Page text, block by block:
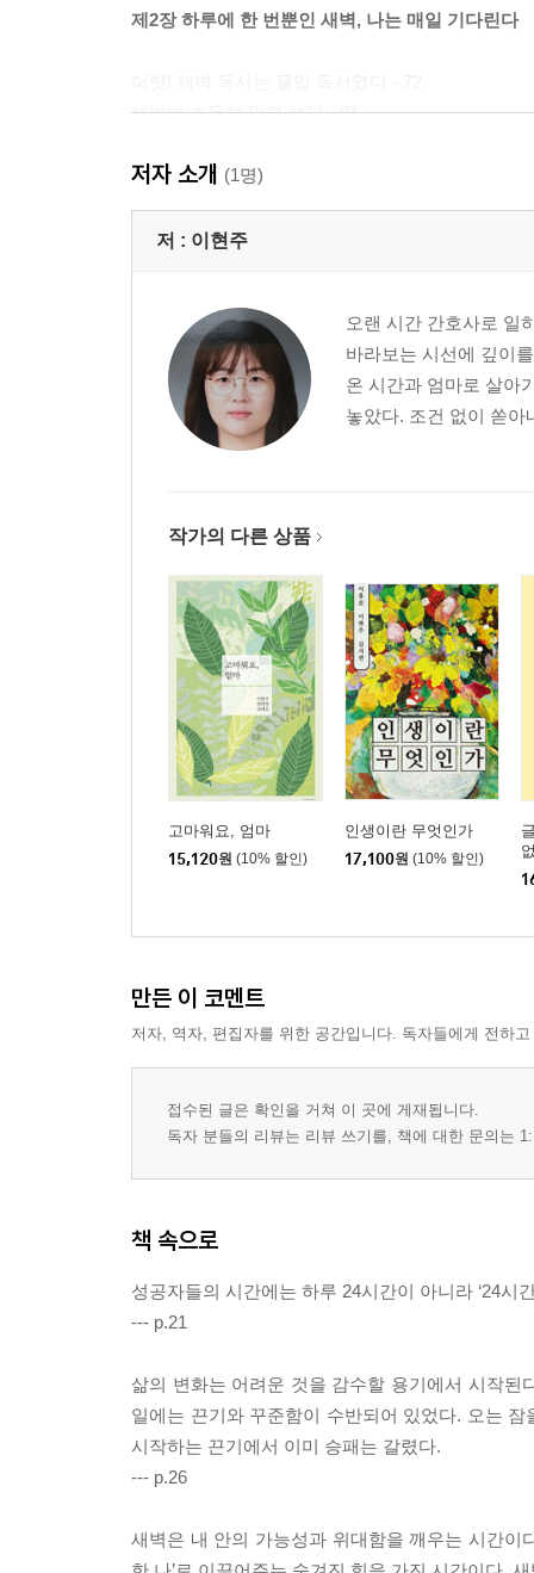
제2장 하루에 한 번뿐인 새벽, 나는 매일 기다린다
새벽에 조용히 읽고 쓴다 - 81
새벽 기상 후 나의 미래가 기대된다 - 98
새벽에 일어나려고 하루 시간을 리드한다 - 107
새벽, 온전히 나 자신을 챙기는 시간!! - 115
제3장 평범함을 비범함으로 바꾸는 새벽
내 깊은 내면이 표출되는 때가 바로 새벽이다 - 133
새벽에 아이디어가 분출한다 - 141
세상에 감사하지 않은 일이 없음을 깨닫는다 - 150
원하는 삶을 찾아 새벽 시간에 전진한다 - 175
새벽 기상 후 남들과 달라지는 것을 경험한다 - 183
제4장 새벽을 내 삶으로 가져오는 비법
새벽의 가치를 온몸으로 느껴라 - 192
피곤한 저녁 시간은 내 삶에서 반납하자 - 201
새벽 기상, 성공의 최고 비법은 잠을 줄이지 않는
새벽에 할 일을 미리 정해라 - 218
나는 새벽 기상 후 108배 절 운동을 했다 - 228
그래도 뭐니 뭐니 해도 새벽에는 읽고 쓰기이다 -
새벽의 선택적 고독은 자신을 성장시킨다 - 257
새벽 시간 활용으로 좋은 것들이 찾아온다 - 265
하루의 성공도 새벽에서부터 시작이다 - 273
아이들도 엄마의 새벽을 느끼며 성장한다 - 281
새벽, 알면 알수록 그 특별함에 감탄한다 - 289
저자 소개 (1명)
저 : 이현주
오랜 시간 간호사로 일
바라보는 시선에 깊이
온 시간과 엄마로 살아
놓았다. 조건 없이 쏟아
작가의 다른 상품
고마워요, 엄마
15,120원 (10% 할인)
인생이란 무엇인가
17,100원 (10% 할인)
만든 이 코멘트
저자, 역자, 편집자를 위한 공간입니다. 독자들에게 전하
접수된 글은 확인을 거쳐 이 곳에 게재됩니다.
독자 분들의 리뷰는 리뷰 쓰기를, 책에 대한 문의는
책 속으로
성공자들의 시간에는 하루 24시간이 아니라 ‘24시
--- p.21
삶의 변화는 어려운 것을 감수할 용기에서 시작
일에는 끈기와 꾸준함이 수반되어 있었다. 오는
시작하는 끈기에서 이미 승패는 갈렸다.
--- p.26
새벽은 내 안의 가능성과 위대함을 깨우는 시간이